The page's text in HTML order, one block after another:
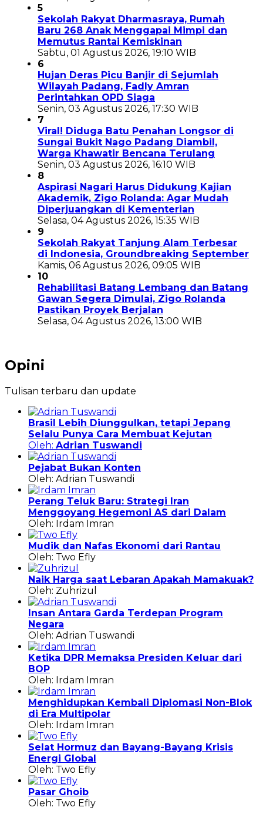
5
Sekolah Rakyat Dharmasraya, Rumah
Baru 268 Anak Menggapai Mimpi dan
Memutus Rantai Kemiskinan
Sabtu, 01 Agustus 2026, 19:10 WIB
6
Hujan Deras Picu Banjir di Sejumlah
Wilayah Padang, Fadly Amran
Perintahkan OPD Siaga
Senin, 03 Agustus 2026, 17:30 WIB
7
Viral! Diduga Batu Penahan Longsor di
Sungai Bukit Nago Padang Diambil,
Warga Khawatir Bencana Terulang
Senin, 03 Agustus 2026, 16:10 WIB
8
Aspirasi Nagari Harus Didukung Kajian
Akademik, Zigo Rolanda: Agar Mudah
Diperjuangkan di Kementerian
Selasa, 04 Agustus 2026, 15:35 WIB
9
Sekolah Rakyat Tanjung Alam Terbesar
di Indonesia, Groundbreaking September
Kamis, 06 Agustus 2026, 09:05 WIB
10
Rehabilitasi Batang Lembang dan Batang
Gawan Segera Dimulai, Zigo Rolanda
Pastikan Proyek Berjalan
Selasa, 04 Agustus 2026, 13:00 WIB
Opini
Tulisan terbaru dan update
Brasil Lebih Diunggulkan, tetapi Jepang
Selalu Punya Cara Membuat Kejutan
Oleh: Adrian Tuswandi
Pejabat Bukan Konten
Oleh: Adrian Tuswandi
Perang Teluk Baru: Strategi Iran
Menggoyang Hegemoni AS dari Dalam
Oleh: Irdam Imran
Mudik dan Nafas Ekonomi dari Rantau
Oleh: Two Efly
Naik Harga saat Lebaran Apakah Mamakuak?
Oleh: Zuhrizul
Insan Antara Garda Terdepan Program
Negara
Oleh: Adrian Tuswandi
Ketika DPR Memaksa Presiden Keluar dari
BOP
Oleh: Irdam Imran
Menghidupkan Kembali Diplomasi Non-Blok
di Era Multipolar
Oleh: Irdam Imran
Selat Hormuz dan Bayang-Bayang Krisis
Energi Global
Oleh: Two Efly
Pasar Ghoib
Oleh: Two Efly